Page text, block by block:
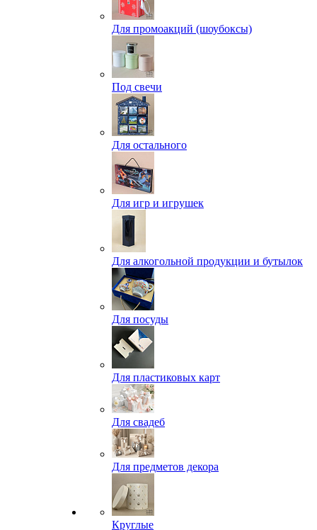
Для промоакций (шоубоксы)
Под свечи
Для остального
Для игр и игрушек
Для алкогольной продукции и бутылок
Для посуды
Для пластиковых карт
Для свадеб
Для предметов декора
Круглые